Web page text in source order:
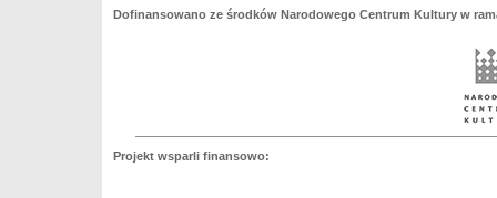
Dofinansowano ze środków Narodowego Centrum Kultury w
Projekt wsparli finansowo: